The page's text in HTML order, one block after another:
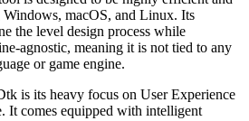
macOS, and Linux. Its
the level design process while
agnostic, meaning it is not tied to any
or game engine.
is its heavy focus on User Experience
It comes equipped with intelligent